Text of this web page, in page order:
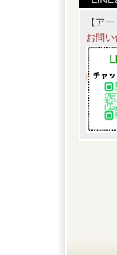
【ア
お問い